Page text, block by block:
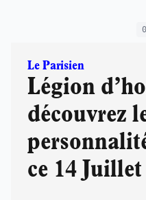
Le Parisien
Légion
découvrez
ce 14 Juillet